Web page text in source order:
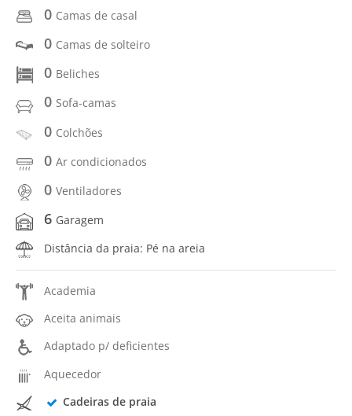
0 Camas de casal
0 Camas de solteiro
0 Beliches
0 Sofa-camas
0 Colchões
0 Ar condicionados
0 Ventiladores
6 Garagem
Distância da praia: Pé na areia
Academia
Aceita animais
Adaptado p/ deficientes
Aquecedor
Cadeiras de praia